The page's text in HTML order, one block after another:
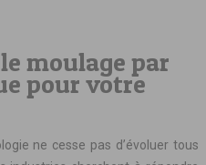
moulage par
pour votre